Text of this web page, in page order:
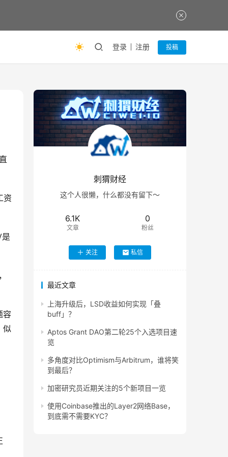
登录 注册 投稿
资
容
似
刺猬财经
这个人很懒，什么都没有留下～
6.1K
文章
0
粉丝
关注 私信
最近文章
上海升级后，LSD收益如何实现「叠
buff」？
Aptos Grant DAO第二轮25个入选项目速
览
多角度对比Optimism与Arbitrum，谁将笑
到最后？
加密研究员近期关注的5个新项目一览
使用Coinbase推出的Layer2网络Base，
到底需不需要KYC？